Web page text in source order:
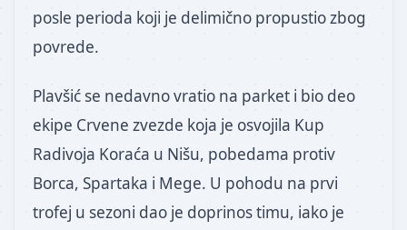
posle perioda koji je delimično propustio zbog
povrede.
Plavšić se nedavno vratio na parket i bio deo
ekipe Crvene zvezde koja je osvojila Kup
Radivoja Koraća u Nišu, pobedama protiv
Borca, Spartaka i Mege. U pohodu na prvi
trofej u sezoni dao je doprinos timu, iako je